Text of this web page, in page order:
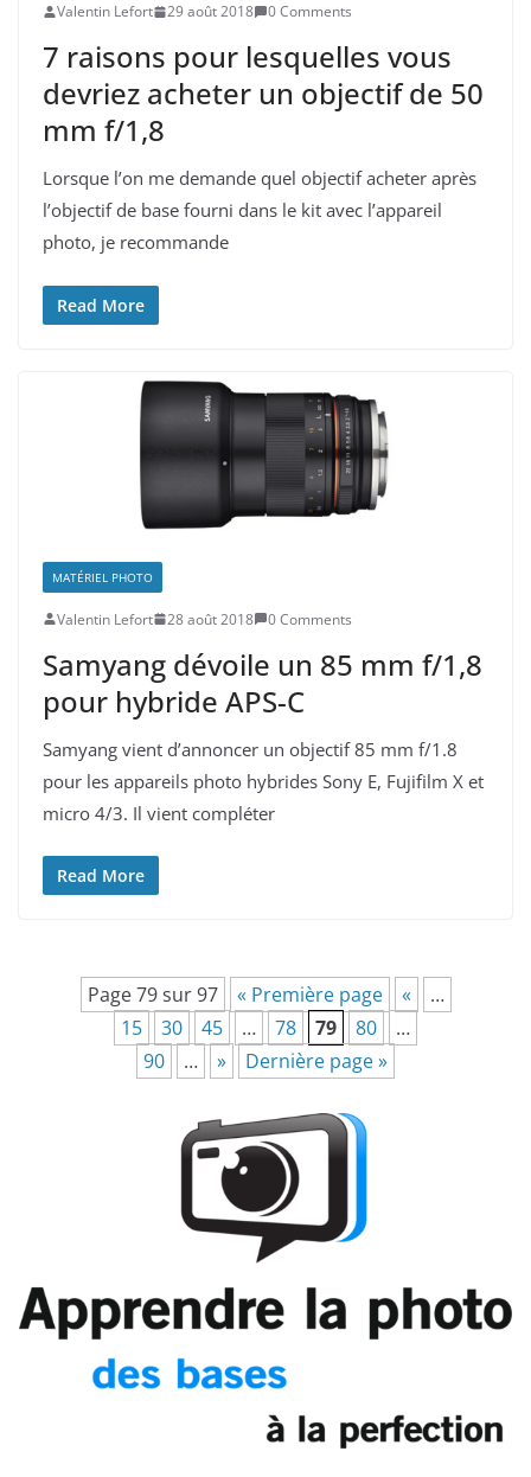
Valentin Lefort 29 août 2018 0 Comments
7 raisons pour lesquelles vous
devriez acheter un objectif de 50
mm f/1,8
Lorsque l’on me demande quel objectif acheter après
l’objectif de base fourni dans le kit avec l’appareil
photo, je recommande
Read More
MATÉRIEL PHOTO
Valentin Lefort 28 août 2018 0 Comments
Samyang dévoile un 85 mm f/1,8
pour hybride APS-C
Samyang vient d’annoncer un objectif 85 mm f/1.8
pour les appareils photo hybrides Sony E, Fujifilm X et
micro 4/3. Il vient compléter
Read More
Page 79 sur 97 « Première page «
…
15
30 45 … 78 79 80
…
90
… » Dernière page »